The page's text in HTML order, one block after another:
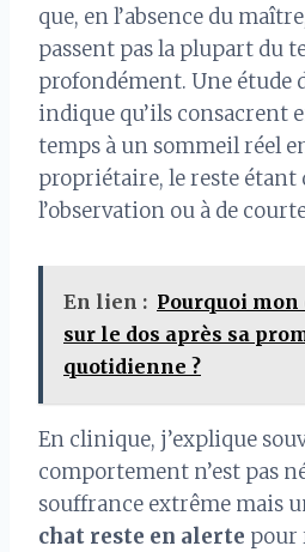
que, en l’absence du
passent pas la plupart du
profondément. Une étude
indique qu’ils consacrent
temps à un sommeil réel
propriétaire, le reste étant
l’observation ou à de
En lien : Pourquoi
sur le dos après sa
quotidienne ?
En clinique, j’explique
comportement n’est pas
souffrance extrême mais
chat reste en alerte pour